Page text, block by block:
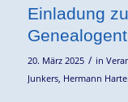
Einladung
20. März 2025 / in
Junkers, Hermann